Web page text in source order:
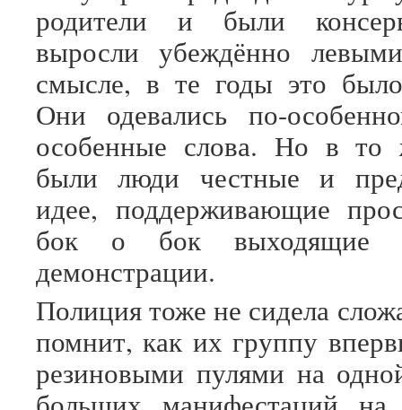
родители и были
выросли убеждённо
смысле, в те годы это
Они одевались по-
особенные слова. Но в то
были люди честные и
идее, поддерживающие
бок о бок
демонстрации.
Полиция тоже не сидела
помнит, как их группу
резиновыми пулями на